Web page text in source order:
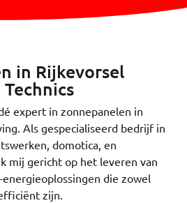
in Rijkevorsel
expert in zonnepanelen in
Als gespecialiseerd bedrijf in
domotica, en
mij gericht op het leveren van
die zowel
zijn.